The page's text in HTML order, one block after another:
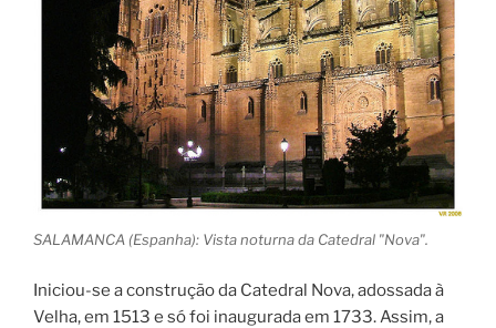
SALAMANCA (Espanha): Vista noturna da Catedral "Nova".
Iniciou-se a construção da Catedral Nova, adossada à
Velha, em 1513 e só foi inaugurada em 1733. Assim, a